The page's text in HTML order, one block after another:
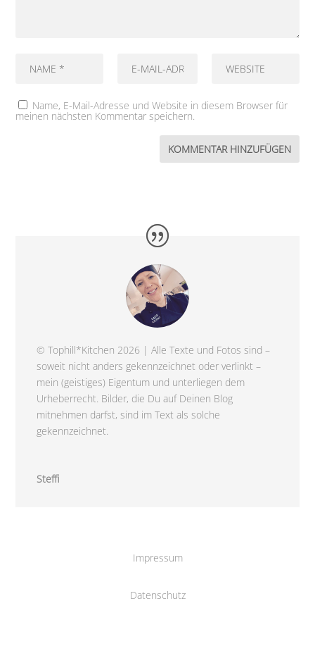
Name, E-Mail-Adresse und Website in diesem Browser für
meinen nächsten Kommentar speichern.
© Tophill*Kitchen 2026 | Alle Texte und Fotos sind –
soweit nicht anders gekennzeichnet oder verlinkt –
mein (geistiges) Eigentum und unterliegen dem
Urheberrecht. Bilder, die Du auf Deinen Blog
mitnehmen darfst, sind im Text als solche
gekennzeichnet.
Steffi
Impressum
Datenschutz